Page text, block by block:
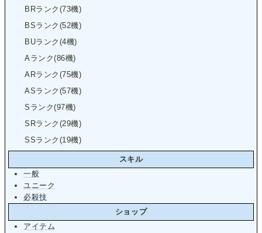
BRランク(73機)
BSランク(52機)
BUランク(4機)
Aランク(86機)
ARランク(75機)
ASランク(57機)
Sランク(97機)
SRランク(29機)
SSランク(19機)
スキル
一般
ユニーク
必殺技
ショップ
アイテム